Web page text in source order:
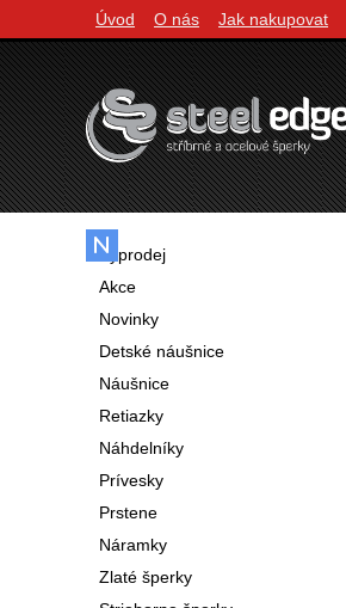
Výprodej
Akce
Novinky
Detské náušnice
Náušnice
Retiazky
Náhdelníky
Prívesky
Prstene
Náramky
Zlaté šperky
Navigácia
Úvod O nás Jak nakupovat